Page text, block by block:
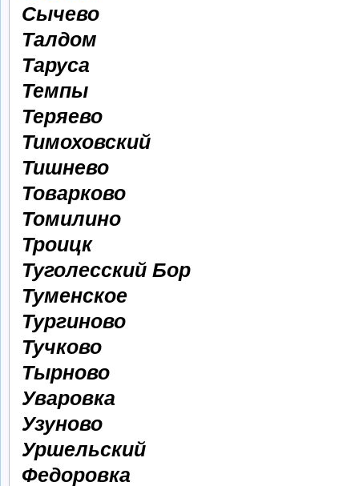
Сычево
Талдом
Таруса
Темпы
Теряево
Тимоховский
Тишнево
Товарково
Томилино
Троицк
Туголесский Бор
Туменское
Тургиново
Тучково
Тырново
Уваровка
Узуново
Уршельский
Федоровка